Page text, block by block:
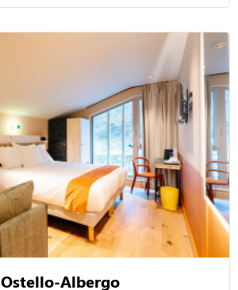
Ostello-Albergo